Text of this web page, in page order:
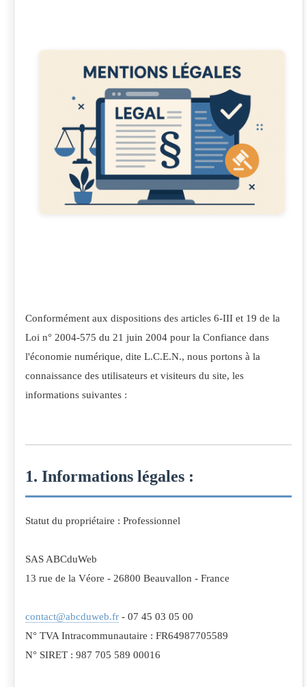
Conformément aux dispositions des articles 6-III et 19 de la
Loi n° 2004-575 du 21 juin 2004 pour la Confiance dans
l'économie numérique, dite L.C.E.N., nous portons à la
connaissance des utilisateurs et visiteurs du site, les
informations suivantes :
1. Informations légales :
Statut du propriétaire : Professionnel
SAS ABCduWeb
13 rue de la Véore - 26800 Beauvallon - France
contact@abcduweb.fr - 07 45 03 05 00
N° TVA Intracommunautaire : FR64987705589
N° SIRET : 987 705 589 00016